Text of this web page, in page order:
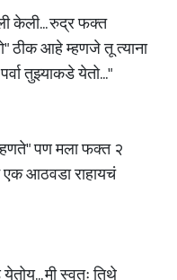
केली... रुद्र फक्त
ठीक आहे म्हणजे तू त्याना
तुझ्याकडे येतो..."
पण मला फक्त २
आठवडा राहायचं